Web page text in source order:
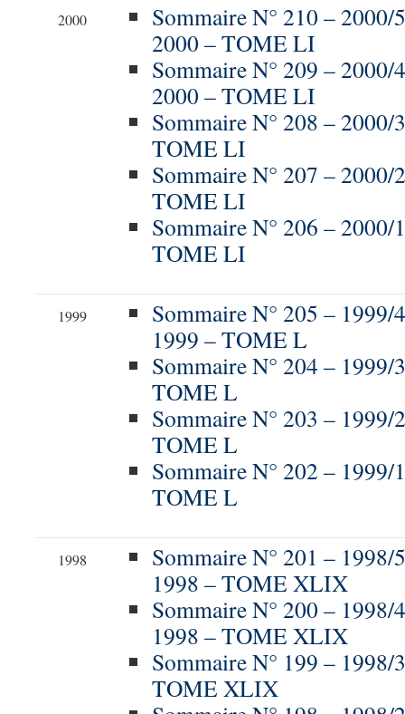
2000
Sommaire N° 210 –
2000 – TOME LI
Sommaire N° 209 –
2000 – TOME LI
Sommaire N° 208 –
TOME LI
Sommaire N° 207 –
TOME LI
Sommaire N° 206 –
TOME LI
1999
Sommaire N° 205 –
1999 – TOME L
Sommaire N° 204 –
TOME L
Sommaire N° 203 –
TOME L
Sommaire N° 202 –
TOME L
1998
Sommaire N° 201 –
1998 – TOME XLIX
Sommaire N° 200 –
1998 – TOME XLIX
Sommaire N° 199 –
TOME XLIX